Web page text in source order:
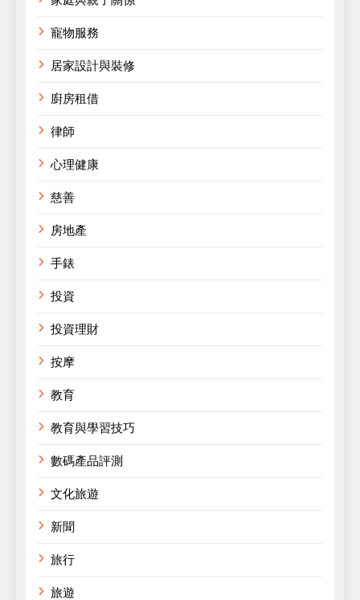
寵物服務
居家設計與裝修
廚房租借
律師
心理健康
慈善
房地產
手錶
投資
投資理財
按摩
教育
教育與學習技巧
數碼產品評測
文化旅遊
新聞
旅行
旅遊